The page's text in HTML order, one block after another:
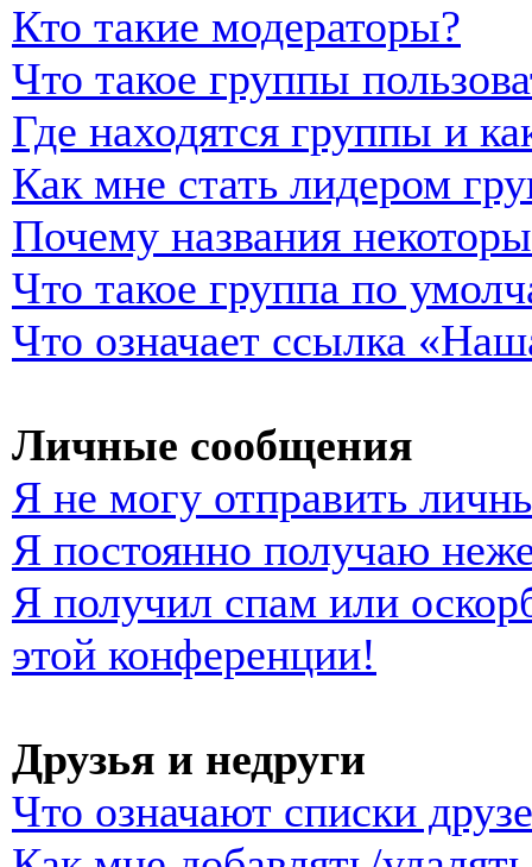
Кто такие модераторы?
Что такое группы
Где находятся группы и
Как мне стать лидером
Почему названия
Что такое группа по
Что означает ссылка
Личные сообщения
Я не могу отправить
Я постоянно получаю
Я получил спам или
этой конференции!
Друзья и недруги
Что означают списки